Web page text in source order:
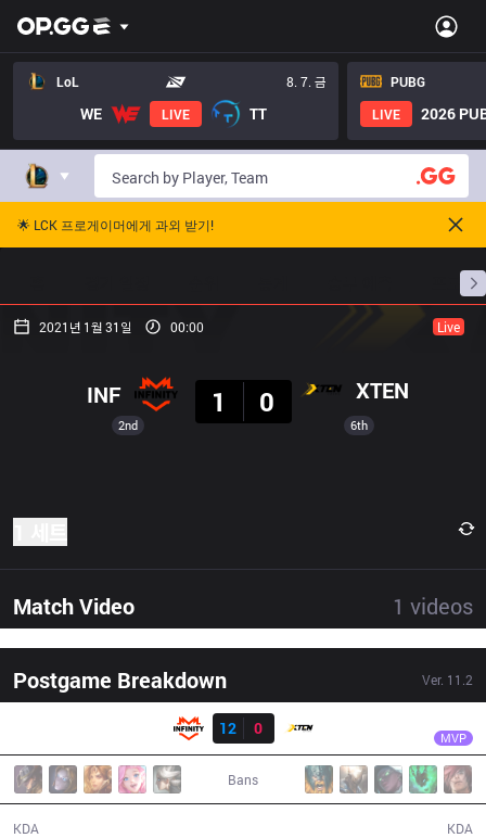
LoL 8. 7. 금
WE LIVE TT
PUBG
LIVE
2026
🌟 LCK 프로게이머에게 과외 받기!
프로빌
2021년 1월 31일 00:00 Live
2nd
INF
1
0 XTEN
6th
Match Video 1 videos
Postgame Breakdown Ver. 11.2
12
0 MVP
Bans
KDA KDA